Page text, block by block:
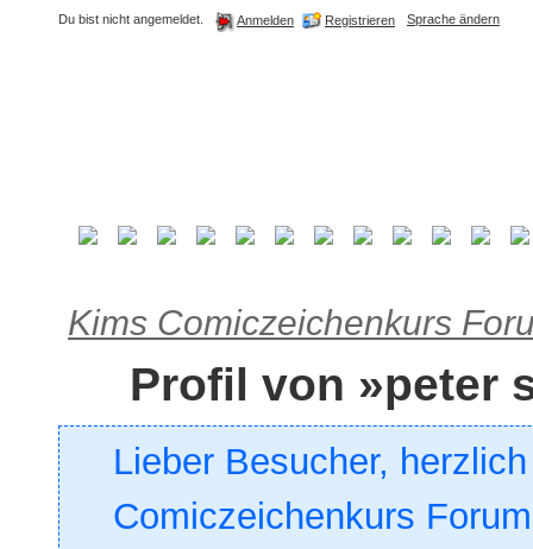
Du bist nicht angemeldet. Anmelden Registrieren Sprache ändern
Kims Comiczeichenkurs
Profil von »peter
Lieber Besucher,
Comiczeichenkurs